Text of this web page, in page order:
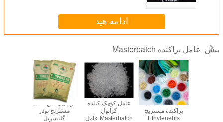
ادامه هید
بیش عامل پراکنده Masterbatch
عامل کوچک کننده
گرانول
110-30-5 ماده
پراکنده مستربچ
Ethylenebis
Masterbatch
Dispering Agent
Mono و